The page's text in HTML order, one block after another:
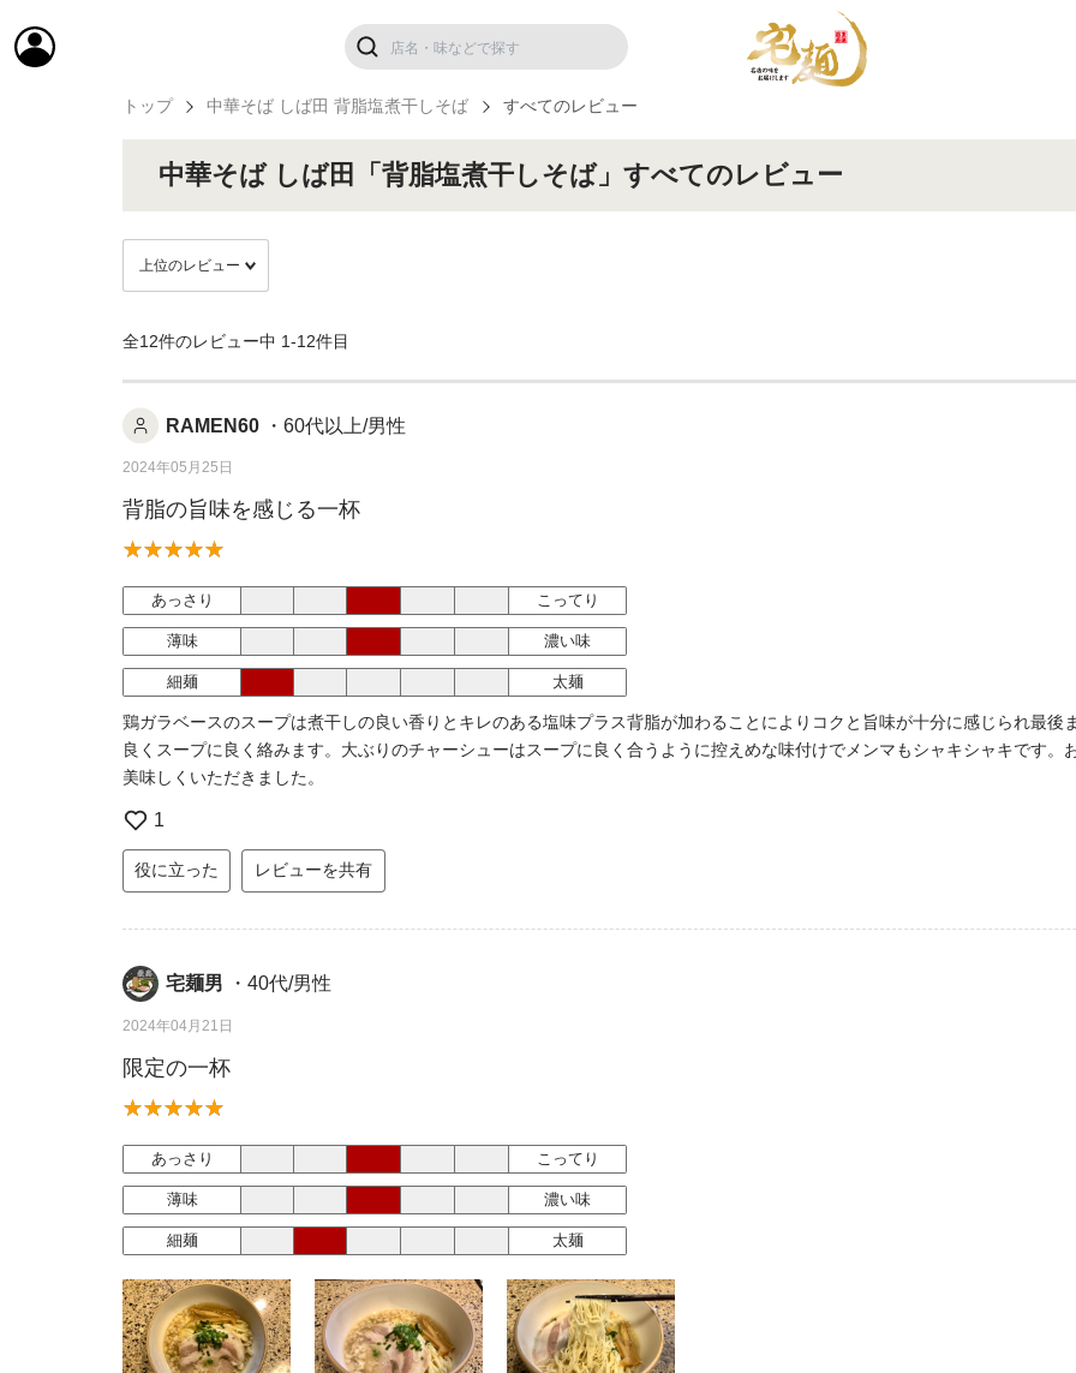
トップ 中華そば しば田 背脂塩煮干しそば すべてのレビュー
中華そば しば田「背脂塩煮干しそば」すべてのレビュー
全12件のレビュー中 1-12件目
RAMEN60 ・60代以上/男性
2024年05月25日
背脂の旨味を感じる一杯
あっさり こってり
薄味 濃い味
細麺 太麺
鶏ガラベースのスープは煮干しの良い香りとキレのある塩味プラス背脂が加わることによりコクと旨味が十分に感じられ最後
良くスープに良く絡みます。大ぶりのチャーシューはスープに良く合うように控えめな味付けでメンマもシャキシャキです
美味しくいただきました。
1
役に立った レビューを共有
宅麺男 ・40代/男性
2024年04月21日
限定の一杯
あっさり こってり
薄味 濃い味
細麺 太麺